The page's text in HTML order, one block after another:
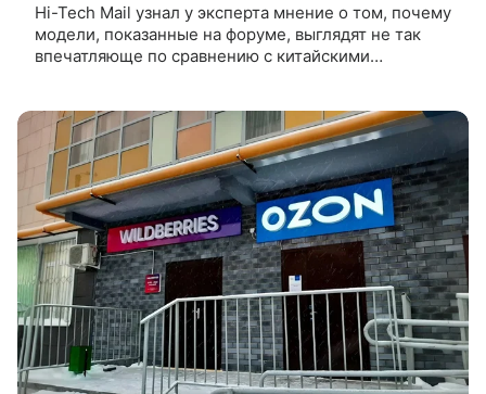
Hi-Tech Mail узнал у эксперта мнение о том, почему
модели, показанные на форуме, выглядят не так
впечатляюще по сравнению с китайскими